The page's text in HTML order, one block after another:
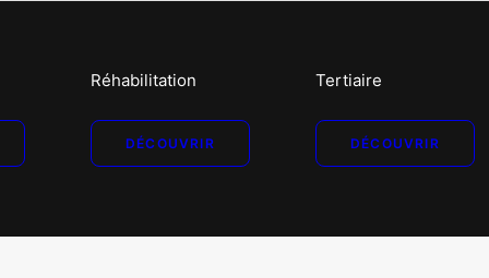
Réhabilitation
DÉCOUVRIR
Tertiaire
DÉCOUVRIR